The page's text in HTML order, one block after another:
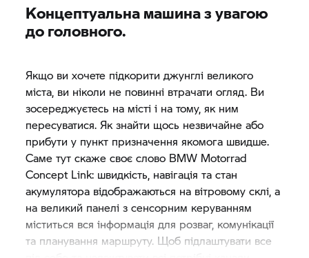
Концептуальна машина з увагою
до головного.
Якщо ви хочете підкорити джунглі великого
міста, ви ніколи не повинні втрачати огляд. Ви
зосереджуєтесь на місті і на тому, як ним
пересуватися. Як знайти щось незвичайне або
прибути у пункт призначення якомога швидше.
Саме тут скаже своє слово BMW Motorrad
Concept Link: швидкість, навігація та стан
акумулятора відображаються на вітровому склі, а
на великий панелі з сенсорним керуванням
міститься вся інформація для розваг, комунікації
та планування маршруту. Щоб підлаштувати все